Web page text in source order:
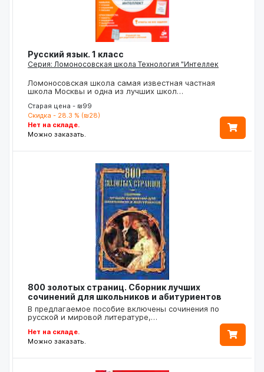
Русский язык. 1 класс
Серия: Ломоносовская школа Технология "Интеллек
Ломоносовская школа самая известная частная
школа Москвы и одна из лучших школ…
Старая цена - ₪99
Скидка - 28.3 % (₪28)
Нет на складе.
Можно заказать.
800 золотых страниц. Сборник лучших
сочинений для школьников и абитуриентов
В предлагаемое пособие включены сочинения по
русской и мировой литературе,…
Нет на складе.
Можно заказать.